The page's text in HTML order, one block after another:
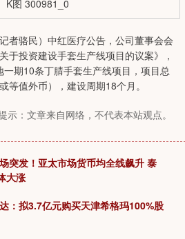
骆民）中红医疗公告，公司董事会会
于投资建设手套生产线项目的议案》，
期10条丁腈手套生产线项目，项目总
等值外币），建设周期18个月。
示：文章来自网络，不代表本站观点。
突发！亚太市场货币均全线飙升 泰
大涨
：拟3.7亿元购买天津希格玛100%股